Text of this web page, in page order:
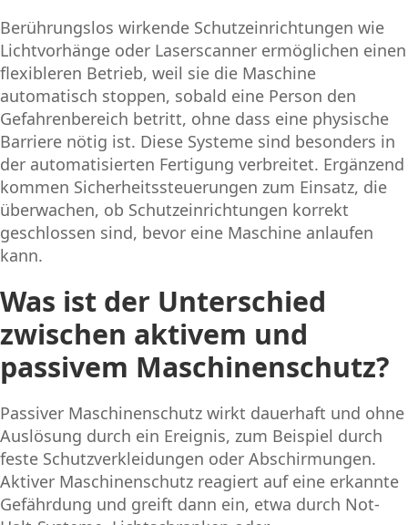
Berührungslos wirkende Schutzeinrichtungen wie
Lichtvorhänge oder Laserscanner ermöglichen einen
flexibleren Betrieb, weil sie die Maschine
automatisch stoppen, sobald eine Person den
Gefahrenbereich betritt, ohne dass eine physische
Barriere nötig ist. Diese Systeme sind besonders in
der automatisierten Fertigung verbreitet. Ergänzend
kommen Sicherheitssteuerungen zum Einsatz, die
überwachen, ob Schutzeinrichtungen korrekt
geschlossen sind, bevor eine Maschine anlaufen
kann.
Was ist der Unterschied
zwischen aktivem und
passivem Maschinenschutz?
Passiver Maschinenschutz wirkt dauerhaft und ohne
Auslösung durch ein Ereignis, zum Beispiel durch
feste Schutzverkleidungen oder Abschirmungen.
Aktiver Maschinenschutz reagiert auf eine erkannte
Gefährdung und greift dann ein, etwa durch Not-